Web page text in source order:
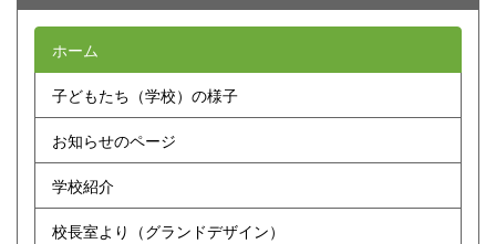
ホーム
子どもたち（学校）の様子
お知らせのページ
学校紹介
校長室より（グランドデザイン）